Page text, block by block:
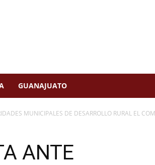
GUANAJUATO
MUNICIPALES DE DESARROLLO RURAL EL
ANTE